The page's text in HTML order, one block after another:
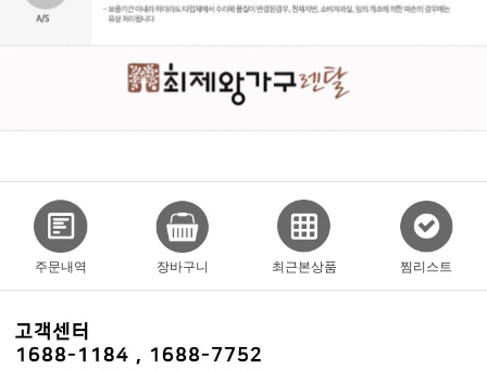
주문내역 장바구니 최근본상품 찜리스트